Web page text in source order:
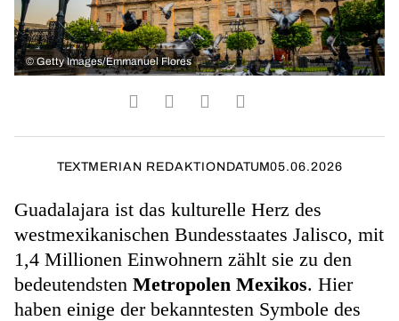
© Getty Images/Emmanuel Flores
TEXTMERIAN REDAKTION DATUM05.06.2026
Guadalajara ist das kulturelle Herz des
westmexikanischen Bundesstaates Jalisco, mit
1,4 Millionen Einwohnern zählt sie zu den
bedeutendsten Metropolen Mexikos. Hier
haben einige der bekanntesten Symbole des